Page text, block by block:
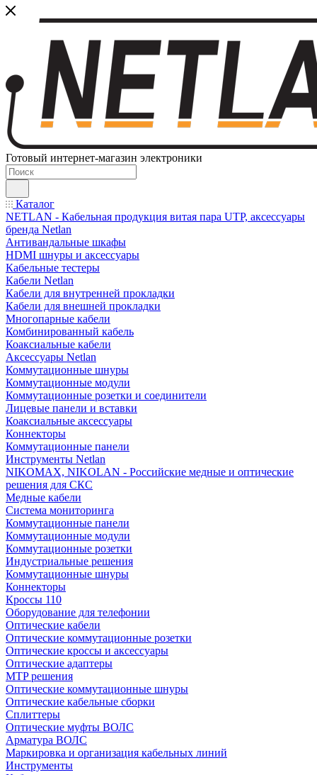
Готовый интернет-магазин электроники
Каталог
NETLAN - Кабельная продукция витая пара UTP, аксессуары
бренда Netlan
Антивандальные шкафы
HDMI шнуры и аксессуары
Кабельные тестеры
Кабели Netlan
Кабели для внутренней прокладки
Кабели для внешней прокладки
Многопарные кабели
Комбинированный кабель
Коаксиальные кабели
Аксессуары Netlan
Коммутационные шнуры
Коммутационные модули
Коммутационные розетки и соединители
Лицевые панели и вставки
Коаксиальные аксессуары
Коннекторы
Коммутационные панели
Инструменты Netlan
NIKOMAX, NIKOLAN - Российские медные и оптические
решения для СКС
Медные кабели
Система мониторинга
Коммутационные панели
Коммутационные модули
Коммутационные розетки
Индустриальные решения
Коммутационные шнуры
Коннекторы
Кроссы 110
Оборудование для телефонии
Оптические кабели
Оптические коммутационные розетки
Оптические кроссы и аксессуары
Оптические адаптеры
MTP решения
Оптические коммутационные шнуры
Оптические кабельные сборки
Сплиттеры
Оптические муфты ВОЛС
Арматура ВОЛС
Маркировка и организация кабельных линий
Инструменты